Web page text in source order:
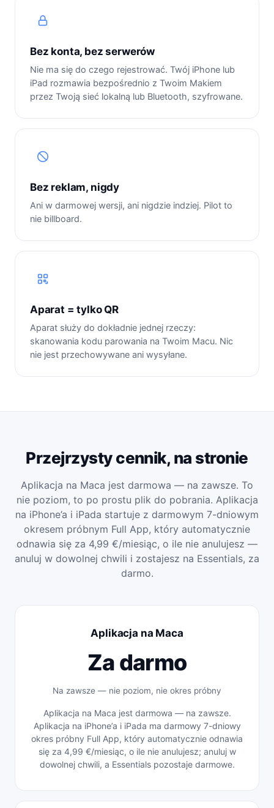
Bez konta, bez serwerów
Nie ma się do czego rejestrować. Twój iPhone lub
iPad rozmawia bezpośrednio z Twoim Makiem
przez Twoją sieć lokalną lub Bluetooth, szyfrowane.
Bez reklam, nigdy
Ani w darmowej wersji, ani nigdzie indziej. Pilot to
nie billboard.
Aparat = tylko QR
Aparat służy do dokładnie jednej rzeczy:
skanowania kodu parowania na Twoim Macu. Nic
nie jest przechowywane ani wysyłane.
Przejrzysty cennik, na stronie
Aplikacja na Maca jest darmowa — na zawsze. To
nie poziom, to po prostu plik do pobrania. Aplikacja
na iPhone’a i iPada startuje z darmowym 7-dniowym
okresem próbnym Full App, który automatycznie
odnawia się za 4,99 €/miesiąc, o ile nie anulujesz —
anuluj w dowolnej chwili i zostajesz na Essentials, za
darmo.
Aplikacja na Maca
Za darmo
Na zawsze — nie poziom, nie okres próbny
Aplikacja na Maca jest darmowa — na zawsze.
Aplikacja na iPhone’a i iPada ma darmowy 7-dniowy
okres próbny Full App, który automatycznie odnawia
się za 4,99 €/miesiąc, o ile nie anulujesz; anuluj w
dowolnej chwili, a Essentials pozostaje darmowe.